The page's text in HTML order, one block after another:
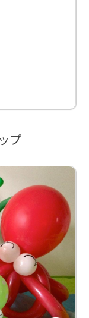
プ